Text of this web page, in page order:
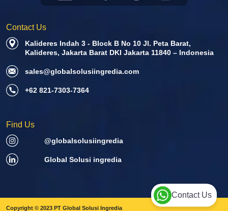
Contact Us
Kalideres Indah 3 - Block B No 10 Jl. Peta Barat,
Kalideres, Jakarta Barat DKI Jakarta 11840 – Indonesia
sales@globalsolusiingredia.com
+62 821-7303-7364
Find Us
@globalsolusiingredia
Global Solusi ingredia
Copyright © 2023 PT Global Solusi Ingredia
Contact Us